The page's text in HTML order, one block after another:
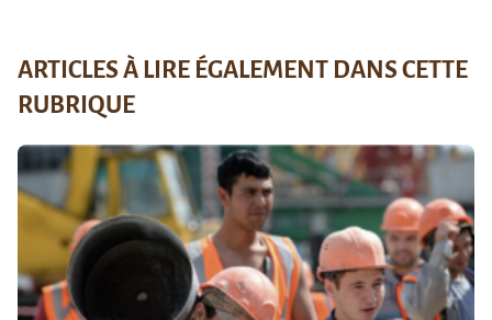
ARTICLES À LIRE ÉGALEMENT DANS CETTE
RUBRIQUE